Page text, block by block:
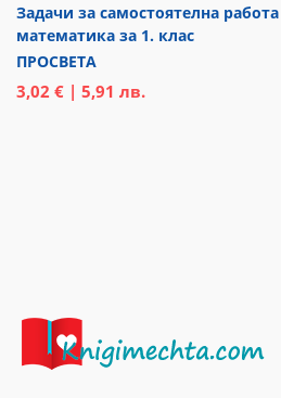
Задачи за самостоятелна
математика за 1. клас
ПРОСВЕТА
3,02 € | 5,91 лв.